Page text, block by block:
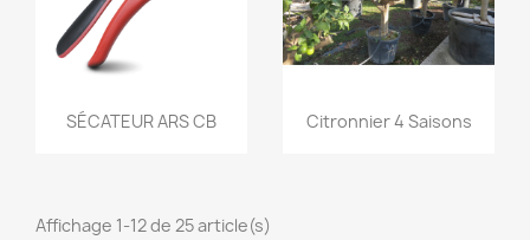
Aperçu rapide
SÉCATEUR ARS CB Aperçu rapide
Citronnier 4 Saisons
Affichage 1-12 de 25 article(s)